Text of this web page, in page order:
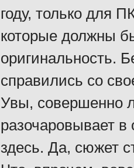
году, только для
которые должны
оригинальность.
справились со
Увы, совершенно
разочаровывает в
здесь. Да, сюжет